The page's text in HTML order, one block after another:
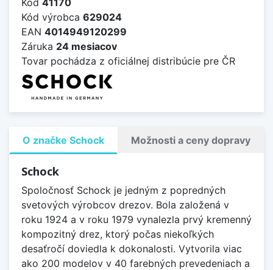
Kód výrobca 629024
EAN 4014949120299
Záruka 24 mesiacov
Tovar pochádza z oficiálnej distribúcie pre ČR
O značke Schock Možnosti a ceny dopravy
Schock
Spoločnosť Schock je jedným z popredných
svetových výrobcov drezov. Bola založená v
roku 1924 a v roku 1979 vynalezla prvý kremenný
kompozitný drez, ktorý počas niekoľkých
desaťročí doviedla k dokonalosti. Vytvorila viac
ako 200 modelov v 40 farebných prevedeniach a